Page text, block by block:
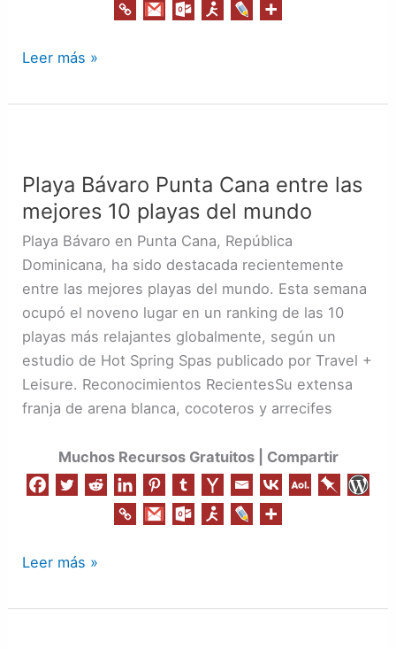
Leer más »
Playa Bávaro Punta Cana entre las
mejores 10 playas del mundo
Playa Bávaro en Punta Cana, República
Dominicana, ha sido destacada recientemente
entre las mejores playas del mundo. Esta semana
ocupó el noveno lugar en un ranking de las 10
playas más relajantes globalmente, según un
estudio de Hot Spring Spas publicado por Travel +
Leisure. Reconocimientos RecientesSu extensa
franja de arena blanca, cocoteros y arrecifes
Muchos Recursos Gratuitos | Compartir
Punta
Cana
entre
las
mejores
playas
del
mundo
Leer más »